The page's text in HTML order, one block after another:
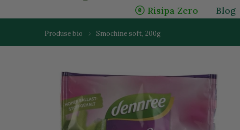
Risipa Zero
Blog
Produse bio Smochine soft, 200g